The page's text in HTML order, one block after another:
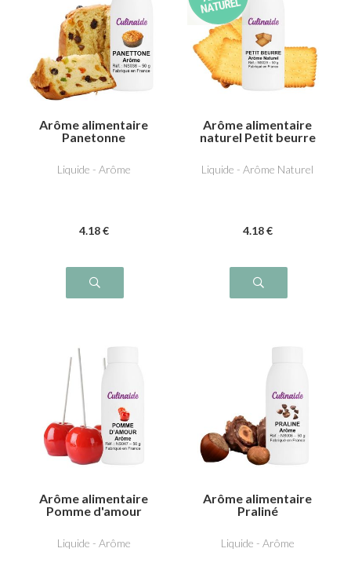
Arôme alimentaire
Panetonne
Liquide - Arôme
4.18 €
Arôme alimentaire
naturel Petit beurre
Liquide - Arôme Naturel
4.18 €
Arôme alimentaire
Pomme d'amour
Liquide - Arôme
Arôme alimentaire
Praliné
Liquide - Arôme